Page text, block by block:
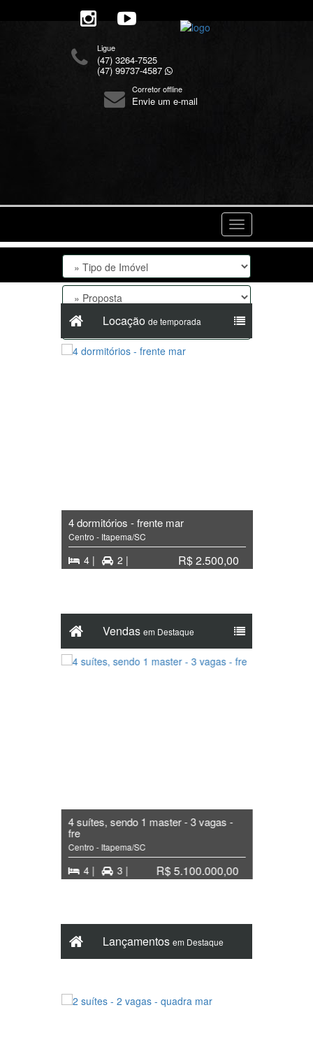
Ligue
(47) 3264-7525
(47) 99737-4587
Corretor offline
Envie um e-mail
Navegaçåo
Locação de temporada
4 dormitórios - frente mar
Centro - Itapema/SC
4 | 2 | R$ 2.500,00
Vendas em Destaque
4 suítes, sendo 1 master - 3 vagas -
fre
Centro - Itapema/SC
4 | 3 | R$ 5.100.000,00
Lançamentos em Destaque